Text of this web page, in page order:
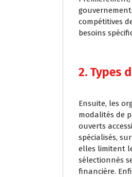
compétitives
besoins
2. Types
Ensuite, les
modalités de
ouverts
spécialisés,
elles limitent
sélectionnés
financière.